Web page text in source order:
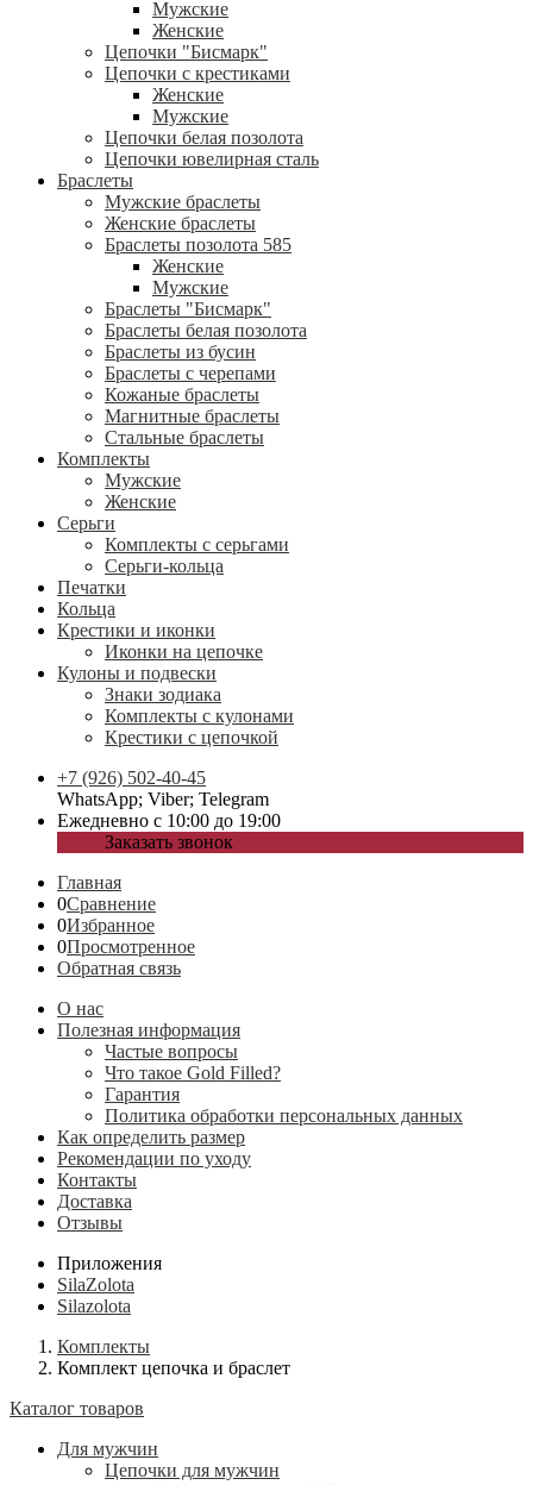
Мужские
Женские
Цепочки "Бисмарк"
Цепочки с крестиками
Женские
Мужские
Цепочки белая позолота
Цепочки ювелирная сталь
Браслеты
Мужские браслеты
Женские браслеты
Браслеты позолота 585
Женские
Мужские
Браслеты "Бисмарк"
Браслеты белая позолота
Браслеты из бусин
Браслеты с черепами
Кожаные браслеты
Магнитные браслеты
Стальные браслеты
Комплекты
Мужские
Женские
Серьги
Комплекты с серьгами
Серьги-кольца
Печатки
Кольца
Крестики и иконки
Иконки на цепочке
Кулоны и подвески
Знаки зодиака
Комплекты с кулонами
Крестики с цепочкой
+7 (926) 502-40-45
WhatsApp; Viber; Telegram
Ежедневно с 10:00 до 19:00
Заказать звонок
Главная
0Сравнение
0Избранное
0Просмотренное
Обратная связь
О нас
Полезная информация
Частые вопросы
Что такое Gold Filled?
Гарантия
Политика обработки персональных данных
Как определить размер
Рекомендации по уходу
Контакты
Доставка
Отзывы
Приложения
SilaZolota
Silazolota
Комплекты
Комплект цепочка и браслет
Каталог товаров
Для мужчин
Цепочки для мужчин